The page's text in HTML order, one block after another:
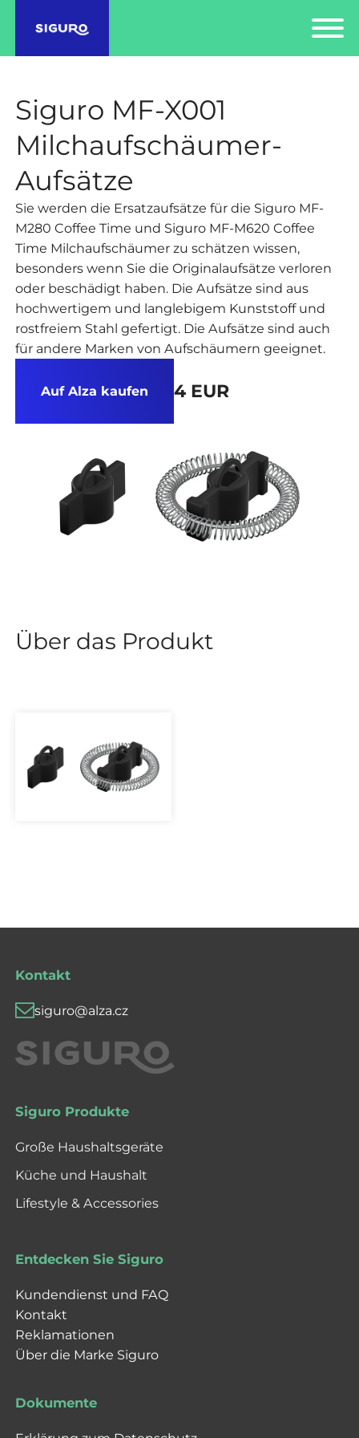
Siguro MF-X001
Milchaufschäumer-
Aufsätze
Sie werden die Ersatzaufsätze für die Siguro MF-
M280 Coffee Time und Siguro MF-M620 Coffee
Time Milchaufschäumer zu schätzen wissen,
besonders wenn Sie die Originalaufsätze verloren
oder beschädigt haben. Die Aufsätze sind aus
hochwertigem und langlebigem Kunststoff und
rostfreiem Stahl gefertigt. Die Aufsätze sind auch
für andere Marken von Aufschäumern geeignet.
Auf Alza kaufen 4 EUR
Über das Produkt
Kontakt
siguro@alza.cz
Siguro Produkte
Große Haushaltsgeräte
Küche und Haushalt
Lifestyle & Accessories
Entdecken Sie Siguro
Kundendienst und FAQ
Kontakt
Reklamationen
Über die Marke Siguro
Dokumente